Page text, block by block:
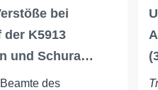
bei
K5913
und Schura…
des